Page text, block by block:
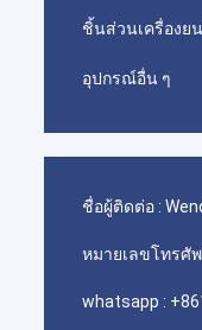
ชิ้นส่วนเครื่องยน
อุปกรณ์อื่น ๆ
ชื่อผู้ติดต่อ :
หมายเลขโทรศั
whatsapp :